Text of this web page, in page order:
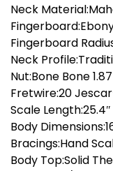
Neck
Fingerboard
Neck
Nut:Bone Bone
Fretwire:20
Scale Length:25.4″
Body
Bracings:Hand
Body Top:Solid